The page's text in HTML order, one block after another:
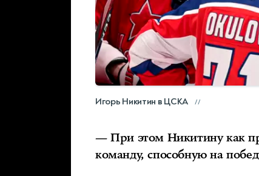
Игорь Никитин в ЦСКА
— При этом Никитину как
команду, способную на